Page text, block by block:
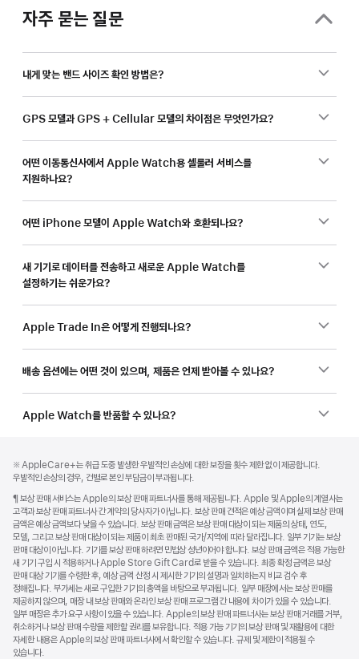
자주 묻는 질문
내게 맞는 밴드 사이즈 확인 방법은?
GPS 모델과 GPS + Cellular 모델의 차이점은 무엇인가요?
어떤 이동통신사에서 Apple Watch용 셀룰러 서비스를
지원하나요?
어떤 iPhone 모델이 Apple Watch와 호환되나요?
새 기기로 데이터를 전송하고 새로운 Apple Watch를
설정하기는 쉬운가요?
Apple Trade In은 어떻게 진행되나요?
배송 옵션에는 어떤 것이 있으며, 제품은 언제 받아볼 수 있나요?
Apple Watch를 반품할 수 있나요?
각주
※ AppleCare+는 취급 도중 발생한 우발적인 손상에 대한 보장을 횟수 제한 없이 제공합니다.
우발적인 손상의 경우, 건별로 본인 부담금이 부과됩니다.
각주
¶ 보상 판매 서비스는 Apple의 보상 판매 파트너사를 통해 제공됩니다. Apple 및 Apple의 계열사는
고객과 보상 판매 파트너사 간 계약의 당사자가 아닙니다. 보상 판매 견적은 예상 금액이며 실제 보상 판매
금액은 예상 금액보다 낮을 수 있습니다. 보상 판매 금액은 보상 판매 대상이 되는 제품의 상태, 연도,
모델, 그리고 보상 판매 대상이 되는 제품이 최초 판매된 국가/지역에 따라 달라집니다. 일부 기기는 보상
판매 대상이 아닙니다. 기기를 보상 판매 하려면 민법상 성년이어야 합니다. 보상 판매 금액은 적용 가능한
새 기기 구입 시 적용하거나 Apple Store Gift Card로 받을 수 있습니다. 최종 확정 금액은 보상
판매 대상 기기를 수령한 후, 예상 금액 산정 시 제시한 기기의 설명과 일치하는지 비교 검수 후
정해집니다. 부가세는 새로 구입한 기기의 총액을 바탕으로 부과됩니다. 일부 매장에서는 보상 판매를
제공하지 않으며, 매장 내 보상 판매와 온라인 보상 판매 프로그램 간 내용에 차이가 있을 수 있습니다.
일부 매장은 추가 요구 사항이 있을 수 있습니다. Apple의 보상 판매 파트너사는 보상 판매 거래를 거부,
취소하거나 보상 판매 수량을 제한할 권리를 보유합니다. 적용 가능 기기의 보상 판매 및 재활용에 대한
자세한 내용은 Apple의 보상 판매 파트너사에서 확인할 수 있습니다. 규제 및 제한이 적용될 수
있습니다.